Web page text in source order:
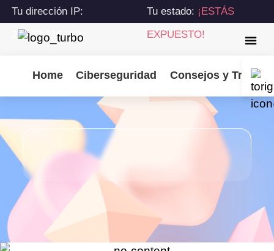
Tu dirección IP:
216.73.216.232
Tu estado: ¡ESTÁS
EXPUESTO!
Home Ciberseguridad Consejos y Trucos